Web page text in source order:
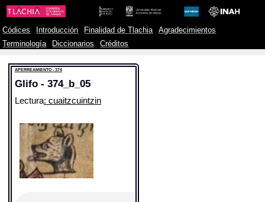
Códices Introducción Finalidad de Tlachia
Agradecimientos
Terminología
Diccionarios Créditos
APERREAMIENTO - 374
Glifo - 374_b_05
Lectura: cuaitzcuintzin